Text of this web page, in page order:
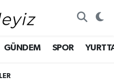
GÜNDEM SPOR